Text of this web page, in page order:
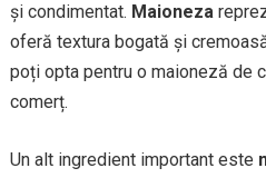
și condimentat. Maioneza
oferă textura bogată și
poți opta pentru o maioneză de
comerț.
Un alt ingredient important este